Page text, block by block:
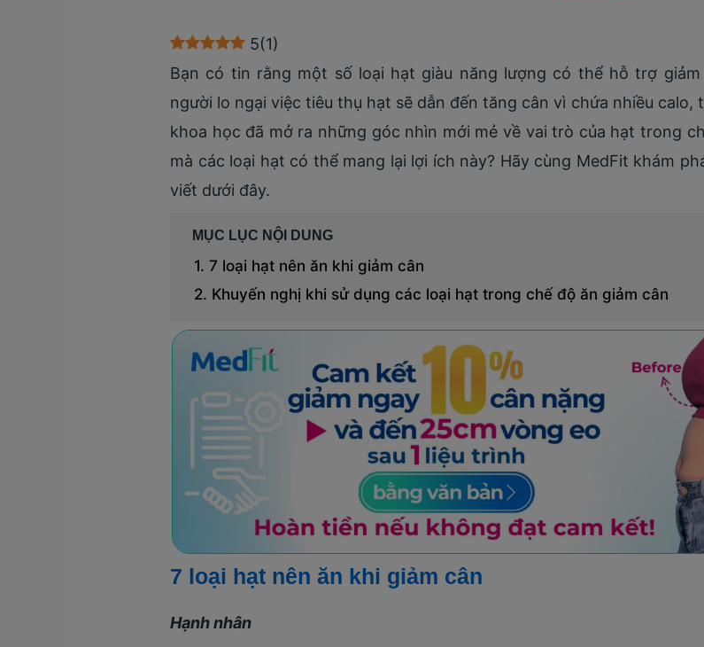
5(1)
Bạn có tin rằng một số loại hạt giàu năng lượng có thể hỗ trợ
người lo ngại việc tiêu thụ hạt sẽ dẫn đến tăng cân vì chứa nhiều
khoa học đã mở ra những góc nhìn mới mẻ về vai trò của hạt trong
mà các loại hạt có thể mang lại lợi ích này? Hãy cùng MedFit khám
viết dưới đây.
MỤC LỤC NỘI DUNG
7 loại hạt nên ăn khi giảm cân
Khuyến nghị khi sử dụng các loại hạt trong chế độ ăn giảm cân
7 loại hạt nên ăn khi giảm cân
Hạnh nhân